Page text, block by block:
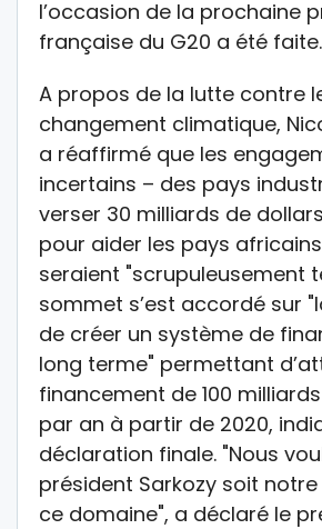
l’occasion de la prochaine
française du G20 a été faite.
A propos de la lutte contre
changement climatique,
a réaffirmé que les
incertains – des pays
verser 30 milliards de dollars
pour aider les pays
seraient "scrupuleusement
sommet s’est accordé sur
de créer un système de
long terme" permettant
financement de 100
par an à partir de 2020,
déclaration finale. "Nous
président Sarkozy soit
ce domaine", a déclaré le